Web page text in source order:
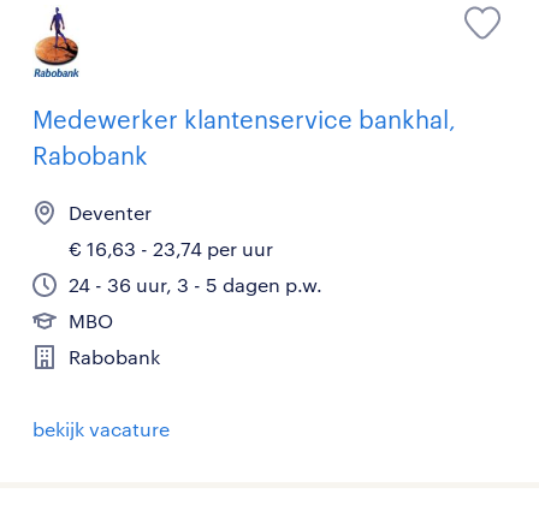
Medewerker klantenservice bankhal,
Rabobank
Deventer
€ 16,63 - 23,74 per uur
24 - 36 uur, 3 - 5 dagen p.w.
MBO
Rabobank
bekijk vacature